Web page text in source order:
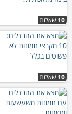
10 שאלות
10 שאלות